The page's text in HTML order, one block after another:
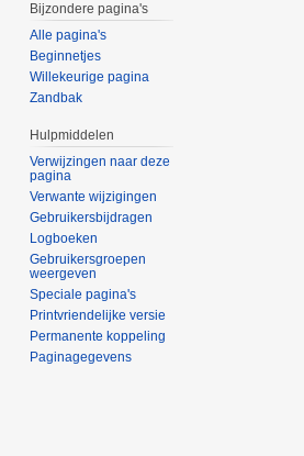
Bijzondere pagina's
Alle pagina's
Beginnetjes
Willekeurige pagina
Zandbak
Hulpmiddelen
Verwijzingen naar deze
pagina
Verwante wijzigingen
Gebruikersbijdragen
Logboeken
Gebruikersgroepen
weergeven
Speciale pagina's
Printvriendelijke versie
Permanente koppeling
Paginagegevens